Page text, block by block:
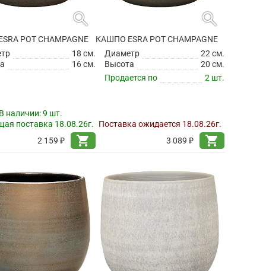
search
POT CHAMPAGNE
18 см.
16 см.
наличии:9 шт.
поставка 18.08.26г.
2 159 ₽
shopping_cart
search
КАШПО ESRA POT CHAMPAGNE
Диаметр
22 см.
Высота
20 см.
Продается по
2 шт.
Поставка ожидается 18.08.26г.
3 089 ₽
shopping_cart